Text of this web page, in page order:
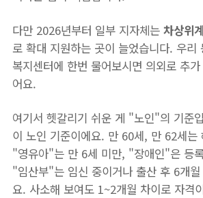
다만 2026년부터 일부 지자체는 차상위
로 확대 지원하는 곳이 늘었습니다. 우리
복지센터에 한번 물어보시면 의외로 추
어요.
여기서 헷갈리기 쉬운 게 "노인"의 기준
이 노인 기준이에요. 만 60세, 만 62세는
"영유아"는 만 6세 미만, "장애인"은 등
"임산부"는 임신 중이거나 출산 후 6개
요. 사소해 보여도 1~2개월 차이로 자격